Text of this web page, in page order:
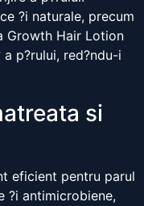
?i naturale, precum
Growth Hair Lotion
p?rului, red?ndu-i
si
eficient pentru parul
?i antimicrobiene,